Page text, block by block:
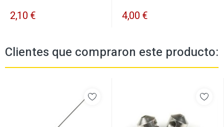
2,10 € 4,00 €
Clientes que compraron este producto: